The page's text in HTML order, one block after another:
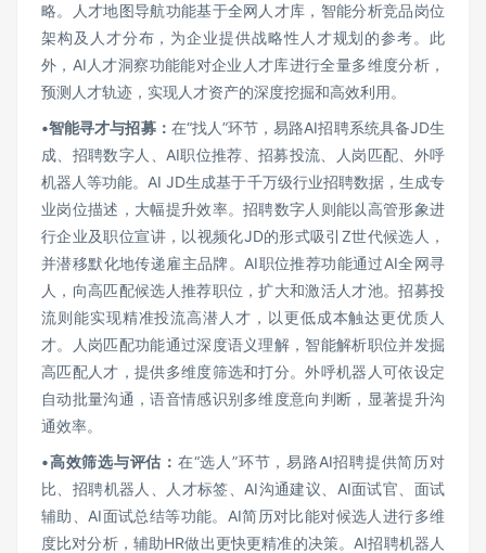
略。人才地图导航功能基于全网人才库，智能分析竞品岗位
架构及人才分布，为企业提供战略性人才规划的参考。此
外，AI人才洞察功能能对企业人才库进行全量多维度分析，
预测人才轨迹，实现人才资产的深度挖掘和高效利用。
•智能寻才与招募： 在“找人”环节，易路AI招聘系统具备JD生
成、招聘数字人、AI职位推荐、招募投流、人岗匹配、外呼
机器人等功能。AI JD生成基于千万级行业招聘数据，生成专
业岗位描述，大幅提升效率。招聘数字人则能以高管形象进
行企业及职位宣讲，以视频化JD的形式吸引Z世代候选人，
并潜移默化地传递雇主品牌。AI职位推荐功能通过AI全网寻
人，向高匹配候选人推荐职位，扩大和激活人才池。招募投
流则能实现精准投流高潜人才，以更低成本触达更优质人
才。人岗匹配功能通过深度语义理解，智能解析职位并发掘
高匹配人才，提供多维度筛选和打分。外呼机器人可依设定
自动批量沟通，语音情感识别多维度意向判断，显著提升沟
通效率。
•高效筛选与评估： 在“选人”环节，易路AI招聘提供简历对
比、招聘机器人、人才标签、AI沟通建议、AI面试官、面试
辅助、AI面试总结等功能。AI简历对比能对候选人进行多维
度比对分析，辅助HR做出更快更精准的决策。AI招聘机器人